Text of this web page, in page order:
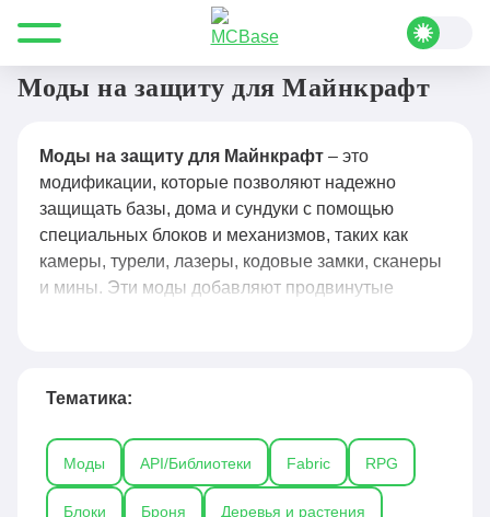
Все для Minecraft Моды Защита
Моды на защиту для Майнкрафт
Моды на защиту для Майнкрафт – это
модификации, которые позволяют надежно
защищать базы, дома и сундуки с помощью
специальных блоков и механизмов, таких как
камеры, турели, лазеры, кодовые замки, сканеры
и мины. Эти моды добавляют продвинутые
игроков. Популярные решения, например
видеонаблюдение, усиленные двери и сундуки,
датчики движения, системы аутентификации и
даже дроны для слежения. Такие моды особенно
Тематика:
Моды API/Библиотеки Fabric RPG
Блоки Броня Деревья и растения